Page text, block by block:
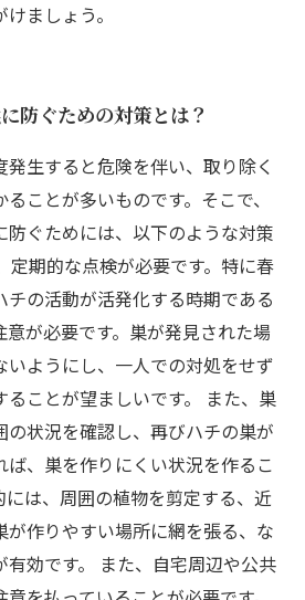
ましょう。
防ぐための対策とは？
生すると危険を伴い、取り除く
ことが多いものです。そこで、
防ぐためには、以下のような対策
定期的な点検が必要です。特に春
チの活動が活発化する時期である
が必要です。巣が発見された場
ようにし、一人での対処をせず
ることが望ましいです。 また、巣
の状況を確認し、再びハチの巣が
ば、巣を作りにくい状況を作るこ
には、周囲の植物を剪定する、近
が作りやすい場所に網を張る、な
有効です。 また、自宅周辺や公共